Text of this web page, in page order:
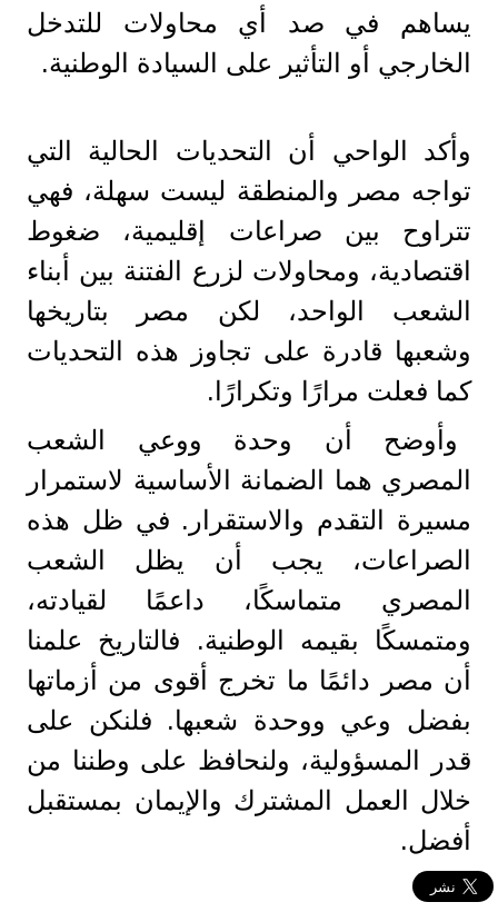
يساهم في صد أي محاولات للتدخل
الخارجي أو التأثير على السيادة الوطنية.
وأكد الواحي أن التحديات الحالية التي
تواجه مصر والمنطقة ليست سهلة، فهي
تتراوح بين صراعات إقليمية، ضغوط
اقتصادية، ومحاولات لزرع الفتنة بين أبناء
الشعب الواحد، لكن مصر بتاريخها
وشعبها قادرة على تجاوز هذه التحديات
كما فعلت مرارًا وتكرارًا.
وأوضح أن وحدة ووعي الشعب
المصري هما الضمانة الأساسية لاستمرار
مسيرة التقدم والاستقرار. في ظل هذه
الصراعات، يجب أن يظل الشعب
المصري متماسكًا، داعمًا لقيادته،
ومتمسكًا بقيمه الوطنية. فالتاريخ علمنا
أن مصر دائمًا ما تخرج أقوى من أزماتها
بفضل وعي ووحدة شعبها. فلنكن على
قدر المسؤولية، ولنحافظ على وطننا من
خلال العمل المشترك والإيمان بمستقبل
أفضل.